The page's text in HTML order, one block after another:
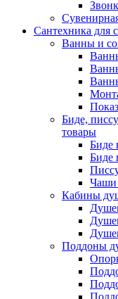
Сантехника для
Ванны и
Биде,
товары
Биде
Биде
Чаши
Кабины
Поддоны